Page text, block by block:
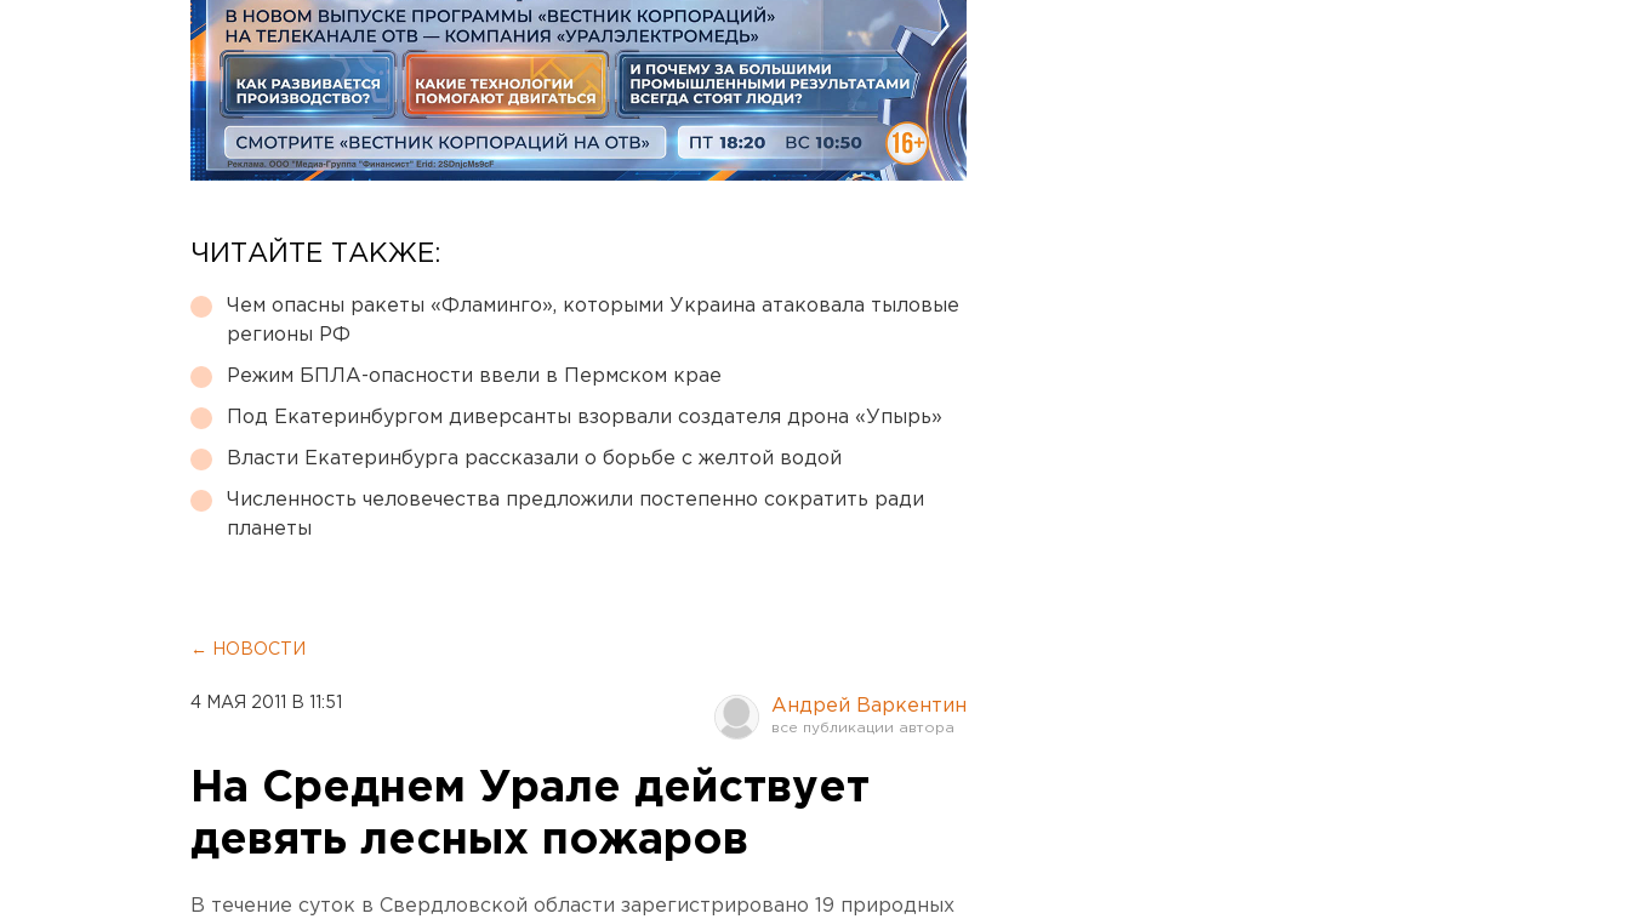
ЧИТАЙТЕ ТАКЖЕ:
Чем опасны ракеты «Фламинго», которыми Украина атаковала тыловые
регионы РФ
Режим БПЛА-опасности ввели в Пермском крае
Под Екатеринбургом диверсанты взорвали создателя дрона «Упырь»
Власти Екатеринбурга рассказали о борьбе с желтой водой
Численность человечества предложили постепенно сократить ради
планеты
← НОВОСТИ
4 МАЯ 2011 В 11:51 Андрей Варкентин
На Среднем Урале действует
девять лесных пожаров
В течение суток в Свердловской области зарегистрировано 19 природных